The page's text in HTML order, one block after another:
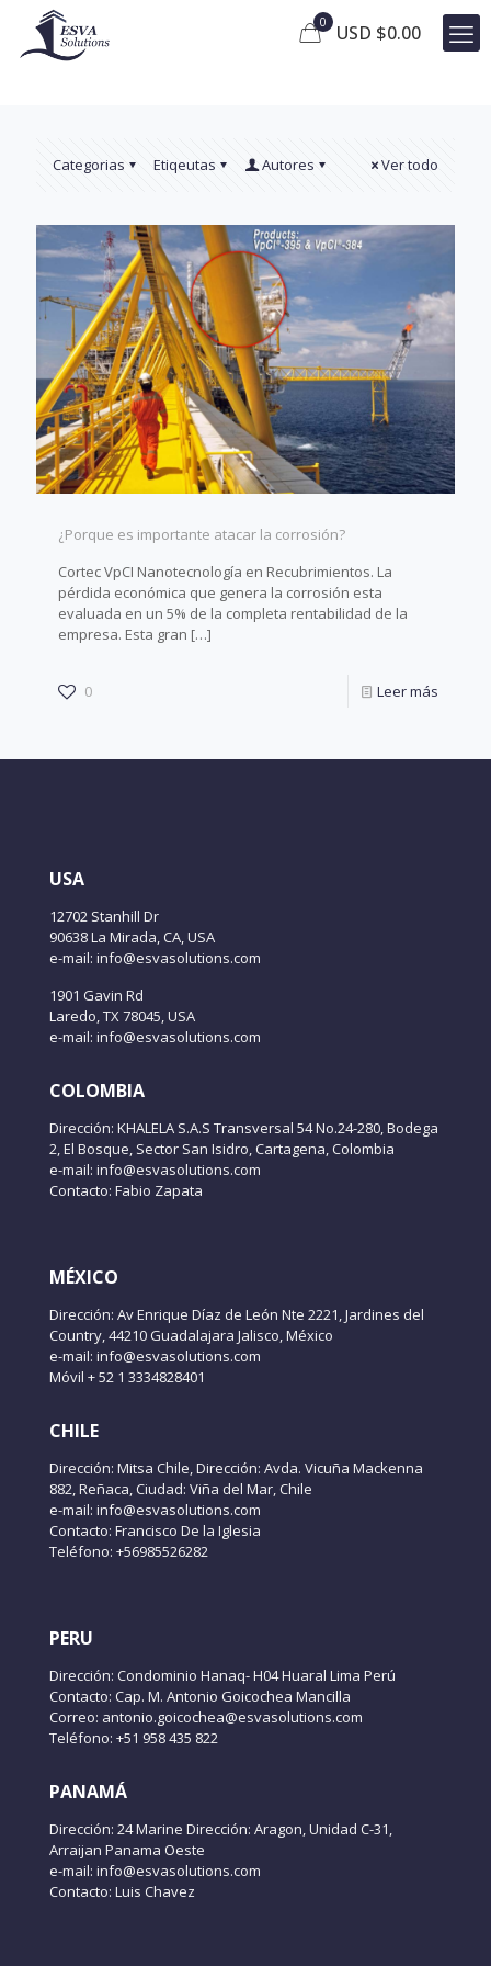
0 USD $0.00
Categorias Etiqeutas Autores Ver todo
¿Porque es importante atacar la corrosión?
Cortec VpCI Nanotecnología en Recubrimientos. La
pérdida económica que genera la corrosión esta
evaluada en un 5% de la completa rentabilidad de la
empresa. Esta gran […]
0 Leer más
USA
12702 Stanhill Dr
90638 La Mirada, CA, USA
e-mail: info@esvasolutions.com
1901 Gavin Rd
Laredo, TX 78045, USA
e-mail: info@esvasolutions.com
COLOMBIA
Dirección: KHALELA S.A.S Transversal 54 No.24-280, Bodega
2, El Bosque, Sector San Isidro, Cartagena, Colombia
e-mail: info@esvasolutions.com
Contacto: Fabio Zapata
MÉXICO
Dirección: Av Enrique Díaz de León Nte 2221, Jardines del
Country, 44210 Guadalajara Jalisco, México
e-mail: info@esvasolutions.com
Móvil + 52 1 3334828401
CHILE
Dirección: Mitsa Chile, Dirección: Avda. Vicuña Mackenna
882, Reñaca, Ciudad: Viña del Mar, Chile
e-mail: info@esvasolutions.com
Contacto: Francisco De la Iglesia
Teléfono: +56985526282
PERU
Dirección: Condominio Hanaq- H04 Huaral Lima Perú
Contacto: Cap. M. Antonio Goicochea Mancilla
Correo: antonio.goicochea@esvasolutions.com
Teléfono: +51 958 435 822
PANAMÁ
Dirección: 24 Marine Dirección: Aragon, Unidad C-31,
Arraijan Panama Oeste
e-mail: info@esvasolutions.com
Contacto: Luis Chavez